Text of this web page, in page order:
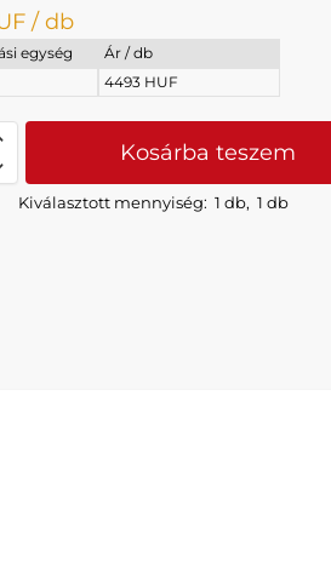
/ db
egység
Ár / db
4493 HUF
Kosárba teszem
Kiválasztott mennyiség: 1 db,1 db